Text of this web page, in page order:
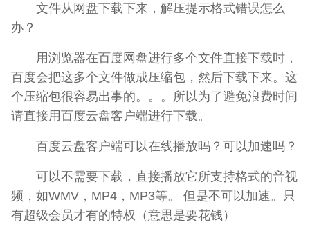
文件从网盘下载下来，解压提示格式错误怎么
办？
用浏览器在百度网盘进行多个文件直接下载时，
百度会把这多个文件做成压缩包，然后下载下来。这
个压缩包很容易出事的。。。所以为了避免浪费时间
请直接用百度云盘客户端进行下载。
百度云盘客户端可以在线播放吗？可以加速吗？
可以不需要下载，直接播放它所支持格式的音视
频，如WMV，MP4，MP3等。 但是不可以加速。只
有超级会员才有的特权（意思是要花钱）